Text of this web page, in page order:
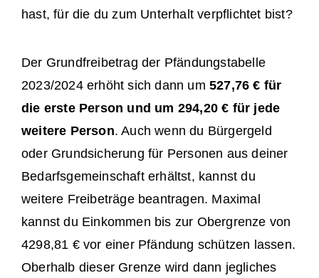
hast, für die du zum Unterhalt verpflichtet bist?
Der Grundfreibetrag der Pfändungstabelle
2023/2024 erhöht sich dann um 527,76 € für
die erste Person und um 294,20 € für jede
weitere Person. Auch wenn du Bürgergeld
oder Grundsicherung für Personen aus deiner
Bedarfsgemeinschaft erhältst, kannst du
weitere Freibeträge beantragen. Maximal
kannst du Einkommen bis zur Obergrenze von
4298,81 € vor einer Pfändung schützen lassen.
Oberhalb dieser Grenze wird dann jegliches